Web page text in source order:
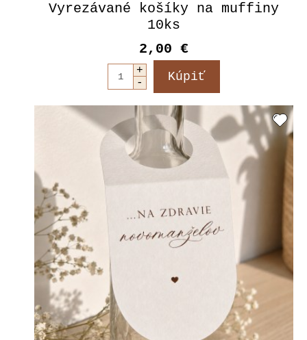
Vyrezávané košíky na muffiny
10ks
2,00 €